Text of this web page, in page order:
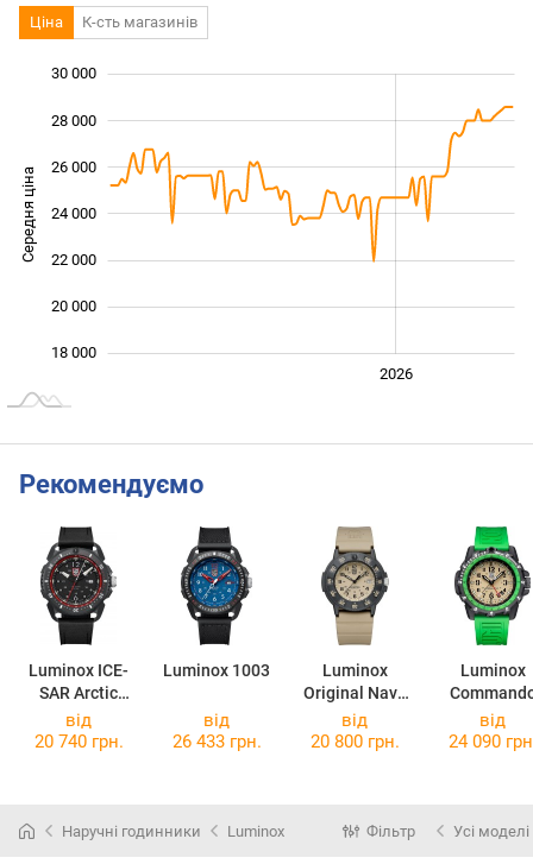
Ціна К-сть магазинів
Середня ціна 18 000
18 000
20 000
22 000
24 000
26 000
28 000
30 000
2026
Рекомендуємо
Luminox ICE-
SAR Arctic
XL.1051
Luminox 1003
Luminox
Original Navy
SEAL
XS.3010.EVO.S
Luminox
Raider
від
20 740 грн.
від
26 433 грн.
від
20 800 грн.
від
24 090
Наручні годинники Luminox Фільтр Усі моделі